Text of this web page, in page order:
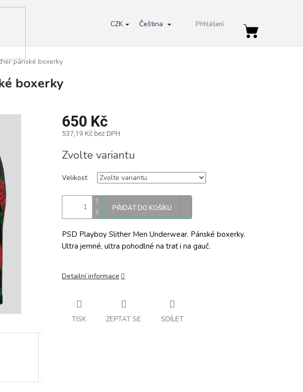
CZK Čeština Přihlášení
Nákupní
pánské boxerky
boxerky
650 Kč
537,19 Kč bez DPH
cena:
Zvolte variantu
Velikost
PŘIDAT DO KOŠÍKU
PSD Playboy Slither Men Underwear. Pánské boxerky.
Ultra jemné, ultra pohodlné na trať i na gauč.
Detailní informace
TISK ZEPTAT SE SDÍLET